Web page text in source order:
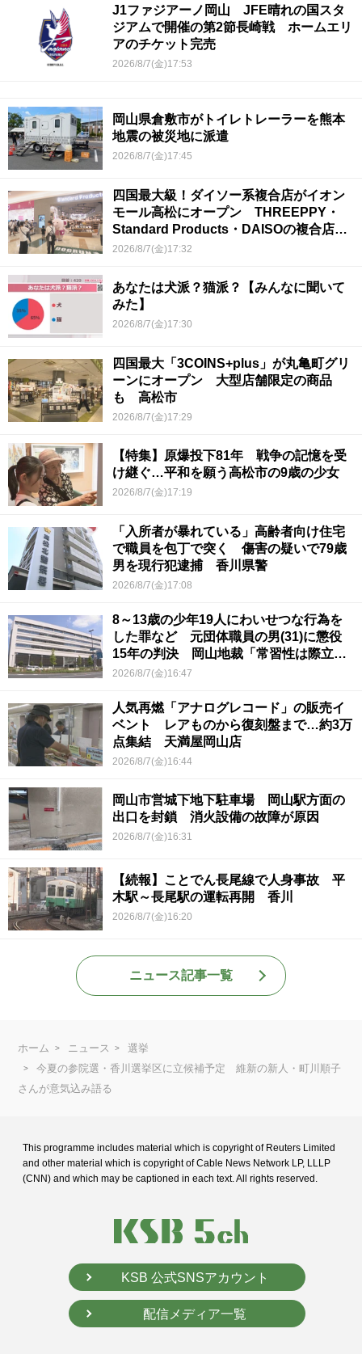
J1ファジアーノ岡山 JFE晴れの国スタ
ジアムで開催の第2節長崎戦 ホームエリ
アのチケット完売
2026/8/7(金)17:53
岡山県倉敷市がトイレトレーラーを熊本
地震の被災地に派遣
2026/8/7(金)17:45
四国最大級！ダイソー系複合店がイオン
モール高松にオープン THREEPPY・
Standard Products・DAISOの複合店は
香川県初
2026/8/7(金)17:32
あなたは犬派？猫派？【みんなに聞いて
みた】
2026/8/7(金)17:30
四国最大「3COINS+plus」が丸亀町グリ
ーンにオープン 大型店舗限定の商品
も 高松市
2026/8/7(金)17:29
【特集】原爆投下81年 戦争の記憶を受
け継ぐ…平和を願う高松市の9歳の少女
2026/8/7(金)17:19
「入所者が暴れている」高齢者向け住宅
で職員を包丁で突く 傷害の疑いで79歳
男を現行犯逮捕 香川県警
2026/8/7(金)17:08
8～13歳の少年19人にわいせつな行為を
した罪など 元団体職員の男(31)に懲役
15年の判決 岡山地裁「常習性は際立っ
ていて被害結果も非常に重い」
2026/8/7(金)16:47
人気再燃「アナログレコード」の販売イ
ベント レアものから復刻盤まで…約3万
点集結 天満屋岡山店
2026/8/7(金)16:44
岡山市営城下地下駐車場 岡山駅方面の
出口を封鎖 消火設備の故障が原因
2026/8/7(金)16:31
【続報】ことでん長尾線で人身事故 平
木駅～長尾駅の運転再開 香川
2026/8/7(金)16:20
ニュース記事一覧
ホーム ニュース
選挙
今夏の参院選・香川選挙区に立候補予定 維新の新人・町川順子
さんが意気込み語る
This programme includes material which is copyright of Reuters Limited
and other material which is copyright of Cable News Network LP, LLLP
(CNN) and which may be captioned in each text. All rights reserved.
KSB 公式SNSアカウント
配信メディア一覧